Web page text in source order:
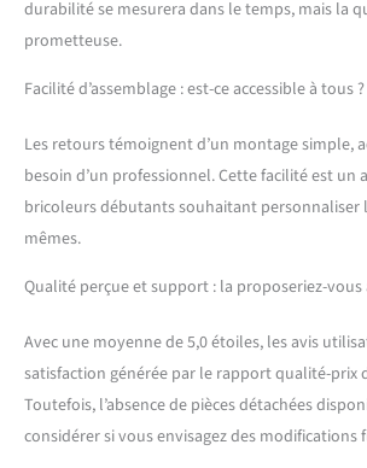
des vérins à gaz
jusqu’à 60 000
une durabilité
COUVERTS &
Organisation
optimale et
l’espace.
ergonomique
usage
organisation
quotidien.
durabilité se mesurera dans le temps, mais la
prometteuse.
Facilité d’assemblage : est-ce accessible à tous ?
Les retours témoignent d’un montage simple,
besoin d’un professionnel. Cette facilité est
bricoleurs débutants souhaitant personnaliser
mêmes.
Qualité perçue et support : la proposeriez-
Avec une moyenne de 5,0 étoiles, les avis
satisfaction générée par le rapport qualité-prix
Toutefois, l’absence de pièces détachées
considérer si vous envisagez des modifications